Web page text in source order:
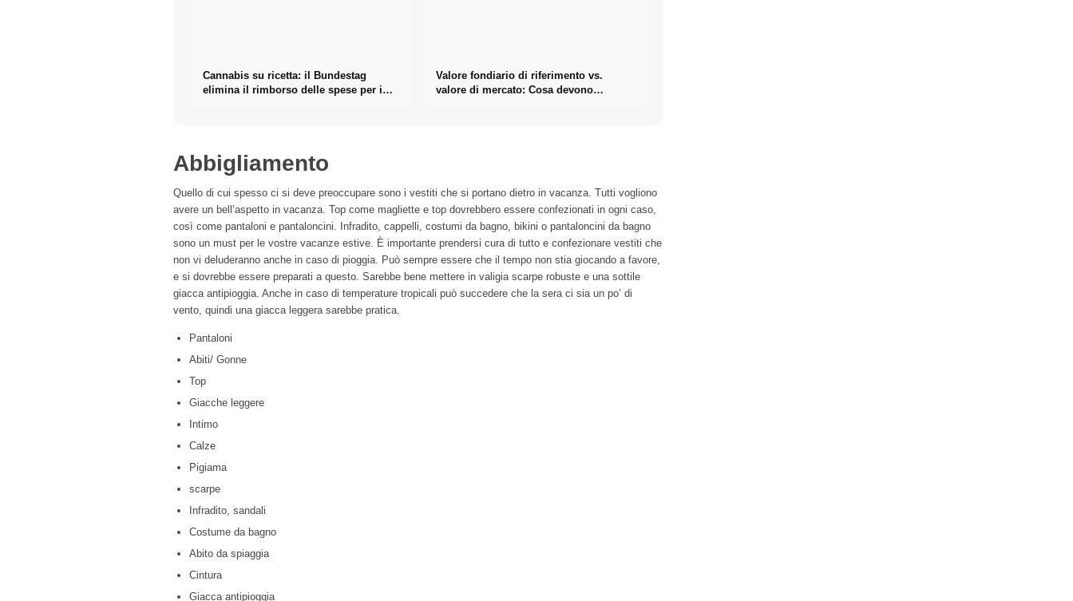
Cannabis su ricetta: il Bundestag
elimina il rimborso delle spese per i
Valore fondiario di riferimento vs.
valore di mercato: Cosa devono
Abbigliamento
Quello di cui spesso ci si deve preoccupare sono i vestiti che si portano dietro in vacanza. Tutti vogliono
avere un bell’aspetto in vacanza. Top come magliette e top dovrebbero essere confezionati in ogni caso,
così come pantaloni e pantaloncini. Infradito, cappelli, costumi da bagno, bikini o pantaloncini da bagno
sono un must per le vostre vacanze estive. È importante prendersi cura di tutto e confezionare vestiti che
non vi deluderanno anche in caso di pioggia. Può sempre essere che il tempo non stia giocando a favore,
e si dovrebbe essere preparati a questo. Sarebbe bene mettere in valigia scarpe robuste e una sottile
giacca antipioggia. Anche in caso di temperature tropicali può succedere che la sera ci sia un po’ di
vento, quindi una giacca leggera sarebbe pratica.
Pantaloni
Abiti/ Gonne
Top
Giacche leggere
Intimo
Calze
Pigiama
scarpe
Infradito, sandali
Costume da bagno
Abito da spiaggia
Cintura
Giacca antipioggia